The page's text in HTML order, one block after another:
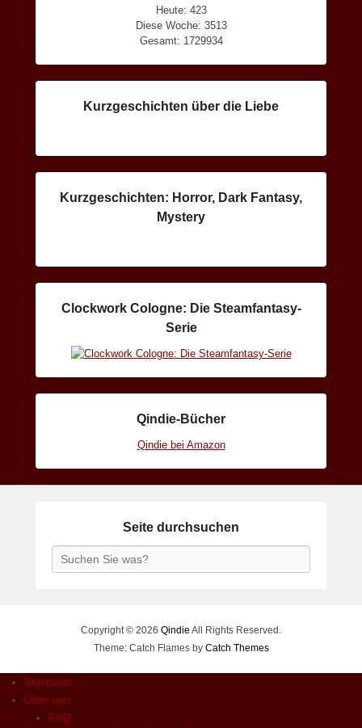
Heute: 423
Diese Woche: 3513
Gesamt: 1729934
Kurzgeschichten über die Liebe
Kurzgeschichten: Horror, Dark Fantasy,
Mystery
Clockwork Cologne: Die Steamfantasy-
Serie
Qindie-Bücher
Qindie bei Amazon
Seite durchsuchen
Search
Copyright © 2026 Qindie All Rights Reserved.
Theme: Catch Flames by Catch Themes
Startseite
Über uns
FAQ